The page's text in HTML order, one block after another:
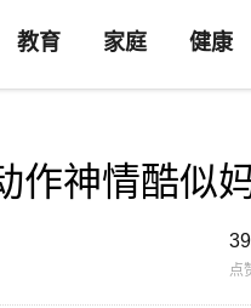
教育 家庭 健康
作神情酷似
点